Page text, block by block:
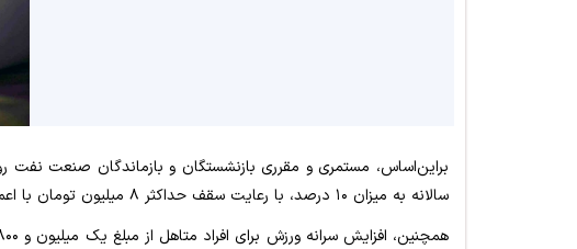
سالانه به میزان ۱۰ درصد، با رعایت سقف حداکثر ۸ میلیون تومان با اعمال بر پایه مستمری اسفندماه سال ۱۴۰۳ پرداخت شد.